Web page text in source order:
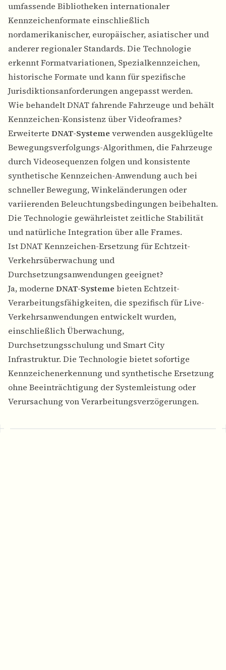
umfassende Bibliotheken internationaler
Kennzeichenformate einschließlich
nordamerikanischer, europäischer, asiatischer und
anderer regionaler Standards. Die Technologie
erkennt Formatvariationen, Spezialkennzeichen,
historische Formate und kann für spezifische
Jurisdiktionsanforderungen angepasst werden.
Wie behandelt DNAT fahrende Fahrzeuge und behält
Kennzeichen-Konsistenz über Videoframes?
Erweiterte DNAT-Systeme verwenden ausgeklügelte
Bewegungsverfolgungs-Algorithmen, die Fahrzeuge
durch Videosequenzen folgen und konsistente
synthetische Kennzeichen-Anwendung auch bei
schneller Bewegung, Winkeländerungen oder
variierenden Beleuchtungsbedingungen beibehalten.
Die Technologie gewährleistet zeitliche Stabilität
und natürliche Integration über alle Frames.
Ist DNAT Kennzeichen-Ersetzung für Echtzeit-
Verkehrsüberwachung und
Durchsetzungsanwendungen geeignet?
Ja, moderne DNAT-Systeme bieten Echtzeit-
Verarbeitungsfähigkeiten, die spezifisch für Live-
Verkehrsanwendungen entwickelt wurden,
einschließlich Überwachung,
Durchsetzungsschulung und Smart City
Infrastruktur. Die Technologie bietet sofortige
Kennzeichenerkennung und synthetische Ersetzung
ohne Beeinträchtigung der Systemleistung oder
Verursachung von Verarbeitungsverzögerungen.